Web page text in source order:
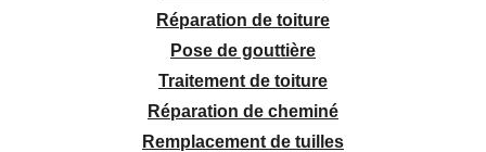
Réparation de toiture
Pose de gouttière
Traitement de toiture
Réparation de cheminé
Remplacement de tuilles